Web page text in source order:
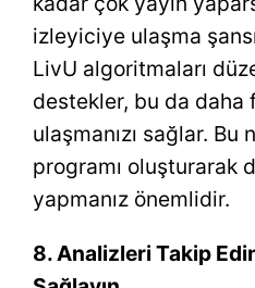
izleyiciye ulaşma
LivU algoritmaları
destekler, bu da
ulaşmanızı sağlar. Bu
programı oluşturarak
yapmanız önemlidir.
8. Analizleri Takip